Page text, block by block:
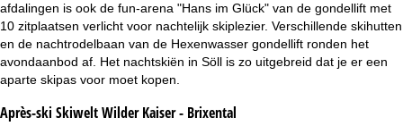
afdalingen is ook de fun-arena "Hans im Glück" van de gondellift met
10 zitplaatsen verlicht voor nachtelijk skiplezier. Verschillende skihutten
en de nachtrodelbaan van de Hexenwasser gondellift ronden het
avondaanbod af. Het nachtskiën in Söll is zo uitgebreid dat je er een
aparte skipas voor moet kopen.
Après-ski Skiwelt Wilder Kaiser - Brixental